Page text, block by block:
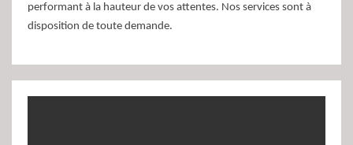
performant à la hauteur de vos attentes. Nos services sont à
disposition de toute demande.